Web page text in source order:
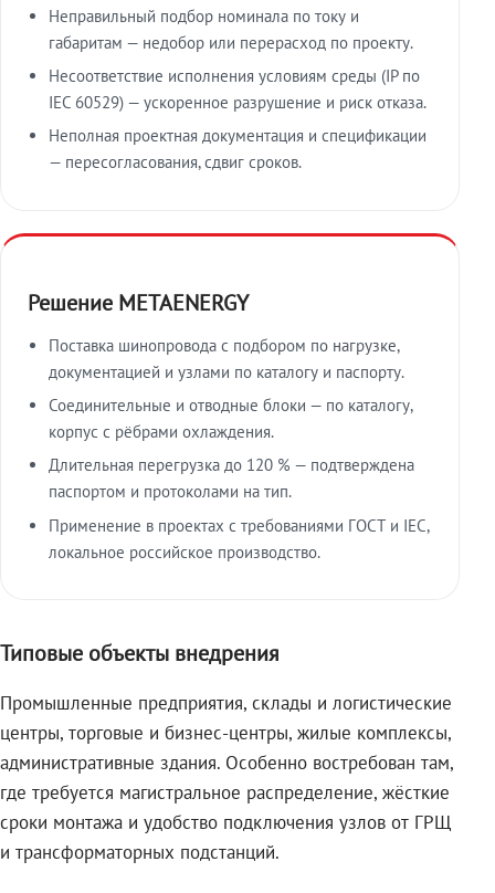
Неправильный подбор номинала по току и
габаритам — недобор или перерасход по проекту.
Несоответствие исполнения условиям среды (IP по
IEC 60529) — ускоренное разрушение и риск отказа.
Неполная проектная документация и спецификации
— пересогласования, сдвиг сроков.
Решение METAENERGY
Поставка шинопровода с подбором по нагрузке,
документацией и узлами по каталогу и паспорту.
Соединительные и отводные блоки — по каталогу,
корпус с рёбрами охлаждения.
Длительная перегрузка до 120 % — подтверждена
паспортом и протоколами на тип.
Применение в проектах с требованиями ГОСТ и IEC,
локальное российское производство.
Типовые объекты внедрения
Промышленные предприятия, склады и логистические
центры, торговые и бизнес-центры, жилые комплексы,
административные здания. Особенно востребован там,
где требуется магистральное распределение, жёсткие
сроки монтажа и удобство подключения узлов от ГРЩ
и трансформаторных подстанций.